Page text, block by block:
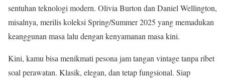
sentuhan teknologi modern. Olivia Burton dan Daniel Wellington,
misalnya, merilis koleksi Spring/Summer 2025 yang memadukan
keanggunan masa lalu dengan kenyamanan masa kini.
Kini, kamu bisa menikmati pesona jam tangan vintage tanpa ribet
soal perawatan. Klasik, elegan, dan tetap fungsional. Siap